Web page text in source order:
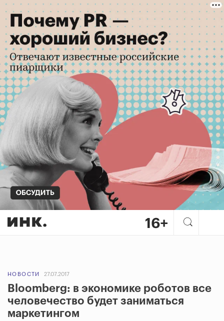
НОВОСТИ 27.07.2017
Bloomberg: в экономике роботов все
человечество будет заниматься
маркетингом